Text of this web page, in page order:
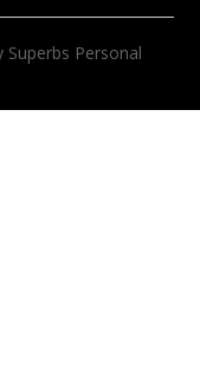
Superbs Personal